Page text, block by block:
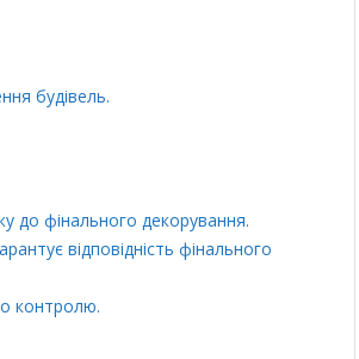
будівель.
до фінального декорування.
відповідність фінального
контролю.